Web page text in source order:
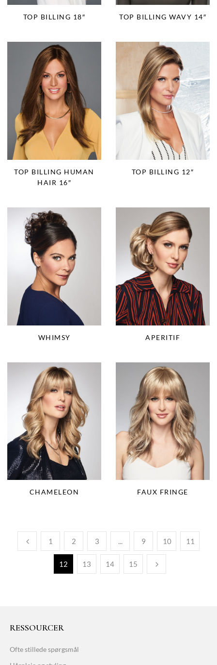
TOP BILLING 18″ TOP BILLING WAVY 14″
TOP BILLING HUMAN
HAIR 16″
TOP BILLING 12″
WHIMSY APERITIF
CHAMELEON FAUX FRINGE
1 2 3 ... 9 10 11
12 13 14 15
RESSOURCER
Ofte stillede spørgsmål